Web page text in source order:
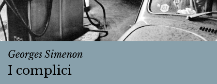
Georges Simenon
I complici